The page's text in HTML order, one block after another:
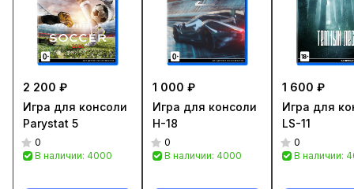
2 200 ₽
Игра для консоли
Parystat 5
0
В наличии: 4000
1 000 ₽
Игра для консоли
H-18
0
В наличии: 4000
1 600 ₽
Игра для
LS-11
0
В наличии: